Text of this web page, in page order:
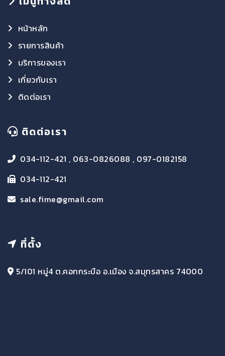
หน้าหลัก
รายการสินค้า
บริการของเรา
เกี่ยวกับเรา
ติดต่อเรา
ติดต่อเรา
034-112-421 , 063-0826088 , 097-0182158
034-112-421
sale.fime@gmail.com
ที่ตั้ง
5/101 หมู่4 ต.คอกกระบือ อ.เมือง จ.สมุทรสาคร 74000